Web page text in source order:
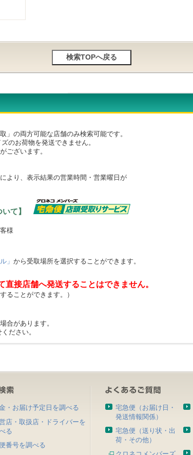
の両方可能な店舗のみ検索可能です。
お荷物を発送できません。
ざいます。
より、表示結果の営業時間・営業曜日が
いて】
様
」 から受取場所を選択することができます。
接店舗へ発送することはできません。
ることができます。）
合があります。
ださい。
・お届け予定日を調べる
店・取扱店・ドライバーを
る
番号を調べる
宅急便（お届け日・
発送情報関係）
宅急便（送り状・出
荷・その他）